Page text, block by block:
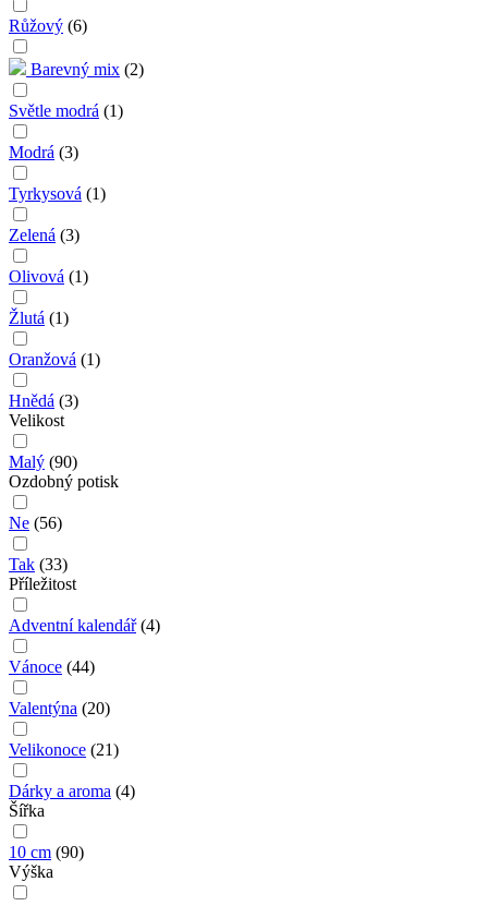
Růžový (6)
Barevný mix (2)
Světle modrá (1)
Modrá (3)
Tyrkysová (1)
Zelená (3)
Olivová (1)
Žlutá (1)
Oranžová (1)
Hnědá (3)
Velikost
Malý (90)
Ozdobný potisk
Ne (56)
Tak (33)
Příležitost
Adventní kalendář (4)
Vánoce (44)
Valentýna (20)
Velikonoce (21)
Dárky a aroma (4)
Šířka
10 cm (90)
Výška